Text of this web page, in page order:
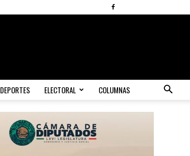
DEPORTES ELECTORAL COLUMNAS